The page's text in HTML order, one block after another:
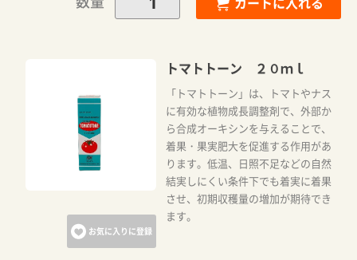
お気に入りに登録
トマトトーン ２０ｍｌ
「トマトトーン」は、トマトやナス
に有効な植物成長調整剤で、外部か
ら合成オーキシンを与えることで、
着果・果実肥大を促進する作用があ
ります。低温、日照不足などの自然
結実しにくい条件下でも着実に着果
させ、初期収穫量の増加が期待でき
ます。